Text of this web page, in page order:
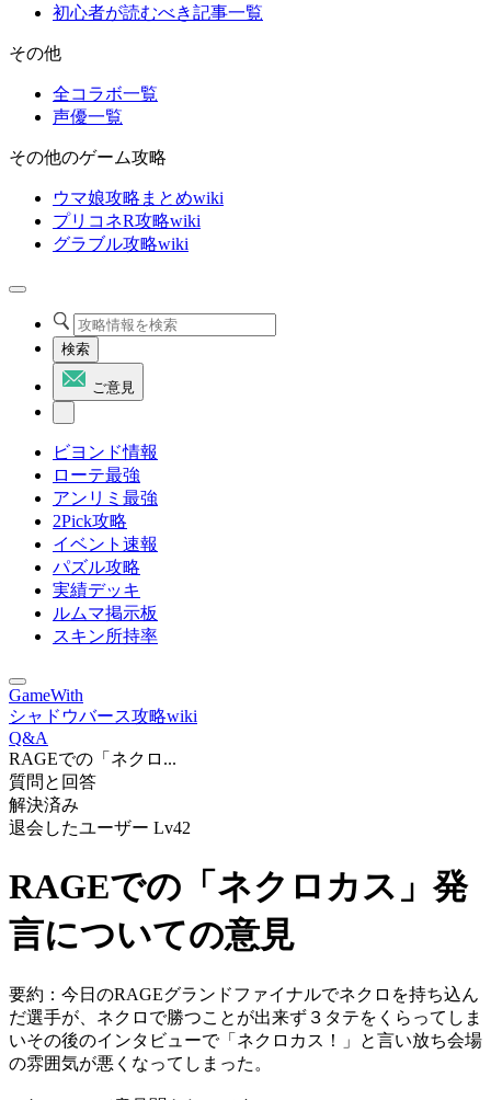
初心者が読むべき記事一覧
その他
全コラボ一覧
声優一覧
その他のゲーム攻略
ウマ娘攻略まとめwiki
プリコネR攻略wiki
グラブル攻略wiki
検索
ご意見
ビヨンド情報
ローテ最強
アンリミ最強
2Pick攻略
イベント速報
パズル攻略
実績デッキ
ルムマ掲示板
スキン所持率
GameWith
シャドウバース攻略wiki
Q&A
RAGEでの「ネクロ...
質問と回答
解決済み
退会したユーザー Lv42
RAGEでの「ネクロカス」発
言についての意見
要約：今日のRAGEグランドファイナルでネクロを持ち込ん
だ選手が、ネクロで勝つことが出来ず３タテをくらってしま
いその後のインタビューで「ネクロカス！」と言い放ち会場
の雰囲気が悪くなってしまった。